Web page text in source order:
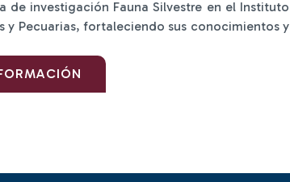
investigación Fauna Silvestre en el Instituto
y Pecuarias, fortaleciendo sus conocimientos y